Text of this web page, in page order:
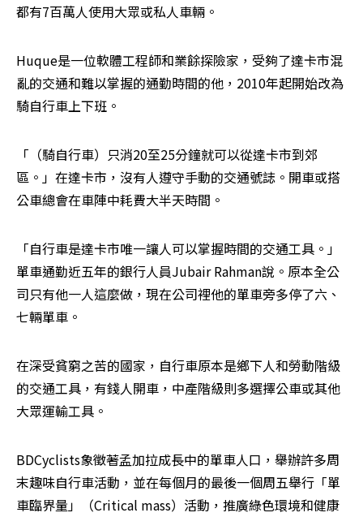
都有7百萬人使用大眾或私人車輛。
Huque是一位軟體工程師和業餘探險家，受夠了達卡市混
亂的交通和難以掌握的通勤時間的他，2010年起開始改為
騎自行車上下班。
「（騎自行車）只消20至25分鐘就可以從達卡市到郊
區。」在達卡市，沒有人遵守手動的交通號誌。開車或搭
公車總會在車陣中耗費大半天時間。
「自行車是達卡市唯一讓人可以掌握時間的交通工具。」
單車通勤近五年的銀行人員Jubair Rahman說。原本全公
司只有他一人這麼做，現在公司裡他的單車旁多停了六、
七輛單車。
在深受貧窮之苦的國家，自行車原本是鄉下人和勞動階級
的交通工具，有錢人開車，中產階級則多選擇公車或其他
大眾運輸工具。
BDCyclists象徵著孟加拉成長中的單車人口，舉辦許多周
末趣味自行車活動，並在每個月的最後一個周五舉行「單
車臨界量」（Critical mass）活動，推廣綠色環境和健康